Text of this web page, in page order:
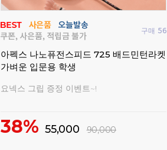
구매 56
아펙스 나노퓨전스피드 725 배드민턴라켓
가벼운 입문용 학생
요넥스 그립 증정 이벤트~!
38% 55,000 90,000